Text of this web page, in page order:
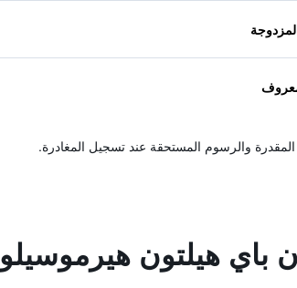
والرسوم المستحقة عند تسجيل المغادرة.
باي هيلتون هيرموسيلو